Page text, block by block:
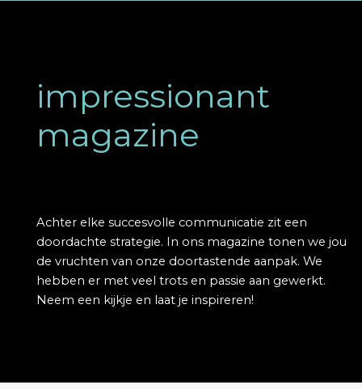
Referenties
Klanten
Wat
impressionant
magazine
Achter elke succesvolle communicatie zit een
doordachte strategie. In ons magazine tonen we jou
de vruchten van onze doortastende aanpak. We
hebben er met veel trots en passie aan gewerkt.
Neem een kijkje en laat je inspireren!